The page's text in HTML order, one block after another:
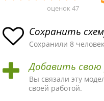
асн
ая
ма
пло
хая
ма
ыч
ная
ма
Хор
ая
ма
Отл
ая
ма!
оценок 47
Сохранить
Сохранили 8 человек
Добавить
Вы связали эту
своей работой.